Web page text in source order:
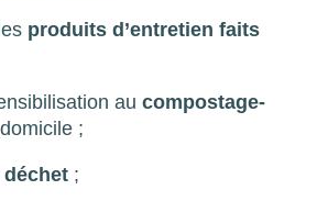
produits d’entretien faits
aucompostage-
;
déchet ;